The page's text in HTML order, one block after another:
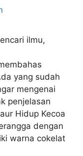
ilmu,
yang sudah
mengenai
penjelasan
Hidup Kecoa
dengan
warna cokelat